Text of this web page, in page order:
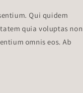
Qui quidem
quia voluptas non
omnis eos. Ab